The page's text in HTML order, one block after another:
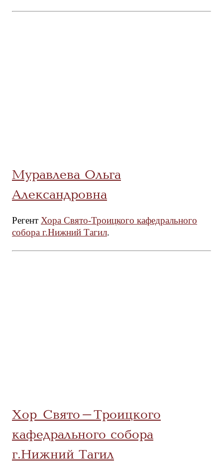
Муравлева Ольга
Александровна
Регент Хора Свято-Троицкого кафедрального
собора г.Нижний Тагил.
Хор Свято-Троицкого
кафедрального собора
г.Нижний Тагил